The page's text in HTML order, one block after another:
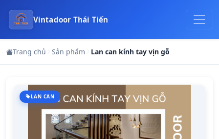
Vintadoor Thái Tiến
Trang chủ Sản phẩm Lan can kính tay vịn gỗ
LAN CAN